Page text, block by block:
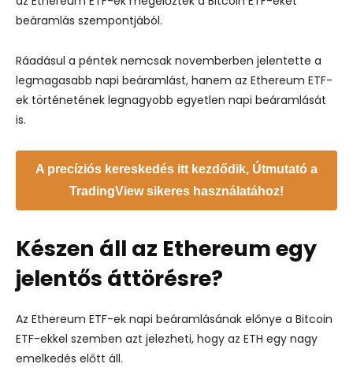
beáramlás szempontjából.
Ráadásul a péntek nemcsak novemberben jelentette a
legmagasabb napi beáramlást, hanem az Ethereum ETF-
ek történetének legnagyobb egyetlen napi beáramlását
is.
A precíziós kereskedés itt kezdődik, Útmutató a
TradingView sikeres használatához!
Készen áll az Ethereum egy
jelentős áttörésre?
Az Ethereum ETF-ek napi beáramlásának előnye a Bitcoin
ETF-ekkel szemben azt jelezheti, hogy az ETH egy nagy
emelkedés előtt áll.